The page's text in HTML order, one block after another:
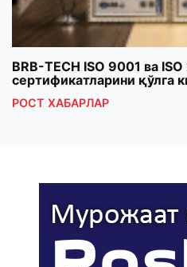
BRB-TECH ISO 9001 ва
сертификатларини қўлга
РОСТ ХАБАРЛАР